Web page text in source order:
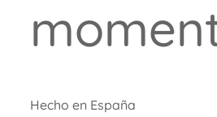
Hecho en España